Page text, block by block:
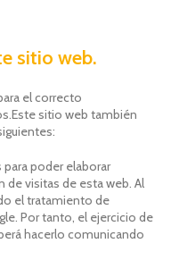
sitio web.
el correcto
sitio web también
poder elaborar
visitas de esta web. Al
el tratamiento de
Por tanto, el ejercicio de
hacerlo comunicando